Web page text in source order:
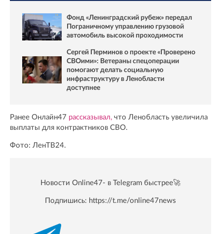
Фонд «Ленинградский рубеж» передал
Пограничному управлению грузовой
автомобиль высокой проходимости
Сергей Перминов о проекте «Проверено
СВОими»: Ветераны спецоперации
помогают делать социальную
инфраструктуру в Ленобласти
доступнее
Ранее Онлайн47 рассказывал, что Ленобласть увеличила
выплаты для контрактников СВО.
Фото: ЛенТВ24.
Новости Online47- в Telegram быстрее🚀
Подпишись: https://t.me/online47news